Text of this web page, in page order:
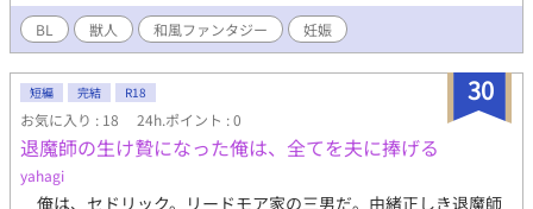
BL 獣人 和風ファンタジー 妊娠
30
短編 完結 R18
お気に入り : 18 24h.ポイント : 0
退魔師の生け贄になった俺は、全てを夫に捧げる
yahagi
俺は、セドリック。リードモア家の三男だ。由緒正しき退魔師